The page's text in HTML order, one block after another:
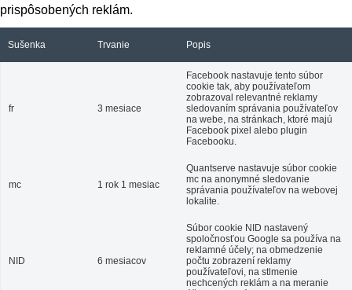
prispôsobených reklám.
Sušenka Trvanie Popis
fr 3 mesiace
Facebook nastavuje tento súbor
cookie tak, aby používateľom
zobrazoval relevantné reklamy
sledovaním správania používateľov
na webe, na stránkach, ktoré majú
Facebook pixel alebo plugin
Facebooku.
mc 1 rok 1 mesiac
Quantserve nastavuje súbor cookie
mc na anonymné sledovanie
správania používateľov na webovej
lokalite.
NID 6 mesiacov
Súbor cookie NID nastavený
spoločnosťou Google sa používa na
reklamné účely; na obmedzenie
počtu zobrazení reklamy
používateľovi, na stlmenie
nechcených reklám a na meranie